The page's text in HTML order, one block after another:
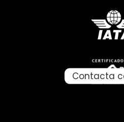
Contacta